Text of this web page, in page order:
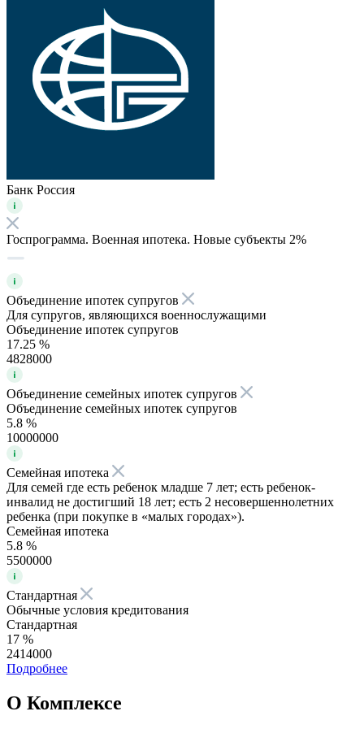
Банк Россия
Госпрограмма. Военная ипотека. Новые субъекты 2%
Объединение ипотек супругов
Для супругов, являющихся военнослужащими
Объединение ипотек супругов
17.25 %
4828000
Объединение семейных ипотек супругов
Объединение семейных ипотек супругов
5.8 %
10000000
Семейная ипотека
Для семей где есть ребенок младше 7 лет; есть ребенок-
инвалид не достигший 18 лет; есть 2 несовершеннолетних
ребенка (при покупке в «малых городах»).
Семейная ипотека
5.8 %
5500000
Стандартная
Обычные условия кредитования
Стандартная
17 %
2414000
Подробнее
О Комплексе